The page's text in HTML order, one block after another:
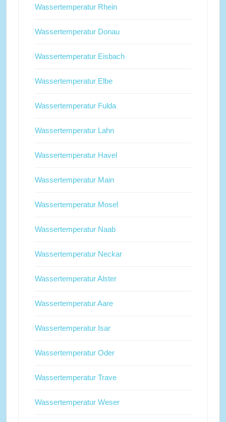
Wassertemperatur Rhein
Wassertemperatur Donau
Wassertemperatur Eisbach
Wassertemperatur Elbe
Wassertemperatur Fulda
Wassertemperatur Lahn
Wassertemperatur Havel
Wassertemperatur Main
Wassertemperatur Mosel
Wassertemperatur Naab
Wassertemperatur Neckar
Wassertemperatur Alster
Wassertemperatur Aare
Wassertemperatur Isar
Wassertemperatur Oder
Wassertemperatur Trave
Wassertemperatur Weser